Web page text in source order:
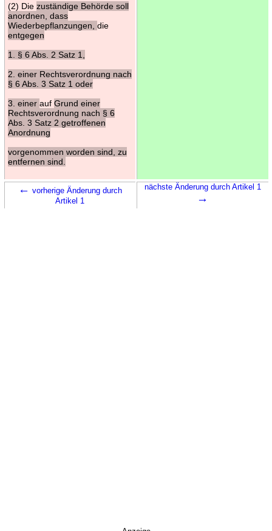
(2) Die zuständige Behörde soll
anordnen, dass
Wiederbepflanzungen, die
entgegen
1. § 6 Abs. 2 Satz 1,
2. einer Rechtsverordnung nach
§ 6 Abs. 3 Satz 1 oder
3. einer auf Grund einer
Rechtsverordnung nach § 6
Abs. 3 Satz 2 getroffenen
Anordnung
vorgenommen worden sind, zu
entfernen sind.
← vorherige Änderung durch
Artikel 1
nächste Änderung durch Artikel 1
→